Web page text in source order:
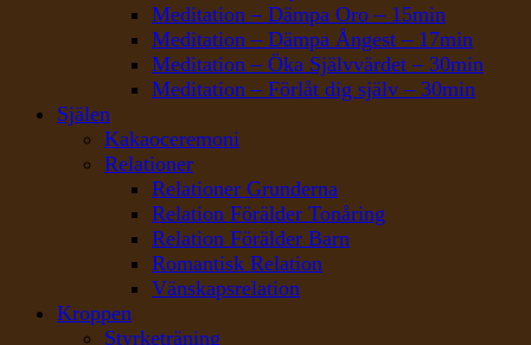
Meditation – Dämpa Oro – 15min
Meditation – Dämpa Ångest – 17min
Meditation – Öka Självvärdet – 30min
Meditation – Förlåt dig själv – 30min
Själen
Kakaoceremoni
Relationer
Relationer Grunderna
Relation Förälder Tonåring
Relation Förälder Barn
Romantisk Relation
Vänskapsrelation
Kroppen
Styrketräning